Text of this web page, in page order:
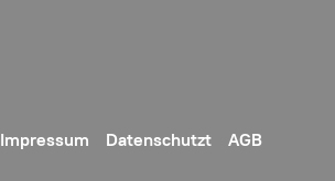
Impressum Datenschutzt AGB